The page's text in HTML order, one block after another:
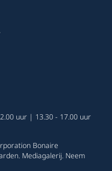
uur | 13.30 - 17.00 uur
Bonaire
. Mediagalerij. Neem